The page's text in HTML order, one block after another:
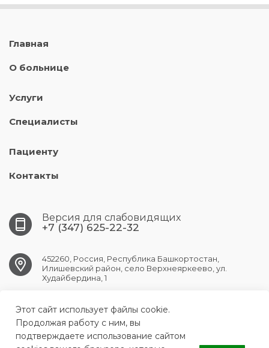
Главная
О больнице
Услуги
Специалисты
Пациенту
Контакты
Версия для слабовидящих
+7 (347) 625-22-32
452260, Россия, Республика Башкортостан,
Илишевский район, село Верхнеяркеево, ул.
Худайбердина, 1
verhneyark.crb@doctorrb.ru
Этот сайт использует файлы cookie.
Продолжая работу с ним, вы
подтверждаете использование сайтом